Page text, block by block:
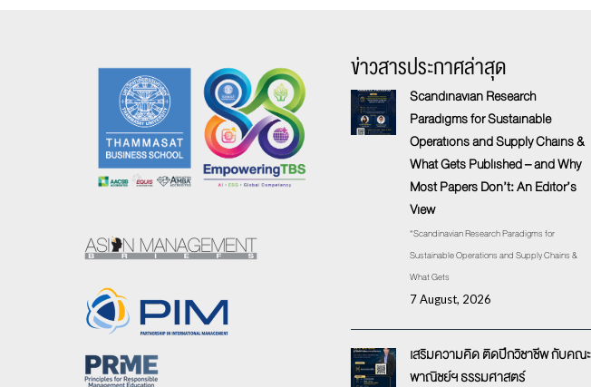
ข่าวสารประกาศล่าสุด
Scandinavian Research
Paradigms for Sustainable
Operations and Supply Chains &
What Gets Published – and Why
Most Papers Don’t: An Editor’s
View
“Scandinavian Research Paradigms for
Sustainable Operations and Supply Chains &
What Gets
7 August, 2026
เสริมความคิด ติดปีกวิชาชีพ กับคณะ
พาณิชย์ฯ ธรรมศาสตร์